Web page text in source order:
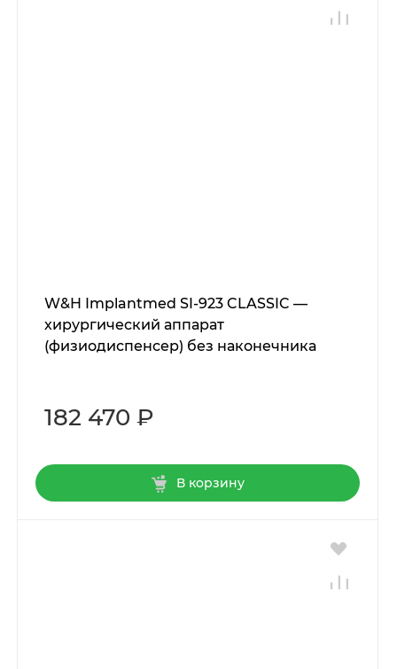
W&H Implantmed SI-923 CLASSIC —
хирургический аппарат
(физиодиспенсер) без наконечника
182 470 ₽
В корзину